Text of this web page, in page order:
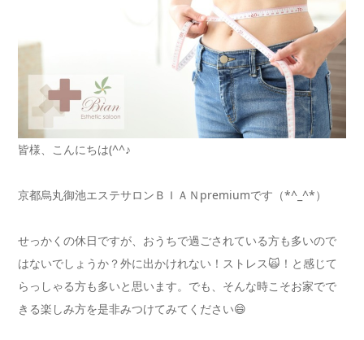
皆様、こんにちは(^^♪
京都烏丸御池エステサロンＢＩＡＮpremiumです（*^_^*）
せっかくの休日ですが、おうちで過ごされている方も多いので
はないでしょうか？外に出かけれない！ストレス🙀！と感じて
らっしゃる方も多いと思います。でも、そんな時こそお家でで
きる楽しみ方を是非みつけてみてください😄